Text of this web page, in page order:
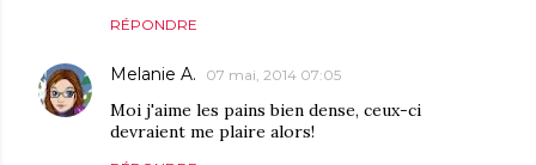
RÉPONDRE
Melanie A. 07 mai, 2014 07:05
Moi j'aime les pains bien dense, ceux-ci
devraient me plaire alors!